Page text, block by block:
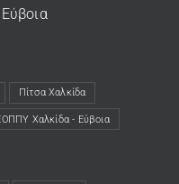
Πίτσα Χαλκίδα
(opens in a new tab)
Χαλκίδα - Εύβοια